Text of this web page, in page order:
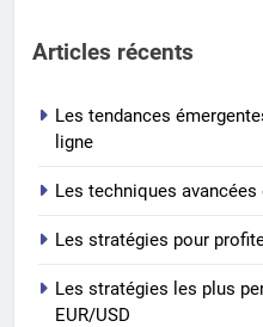
Articles récents
Les tendances
ligne
Les techniques
Les stratégies pour
Les stratégies les plus
EUR/USD